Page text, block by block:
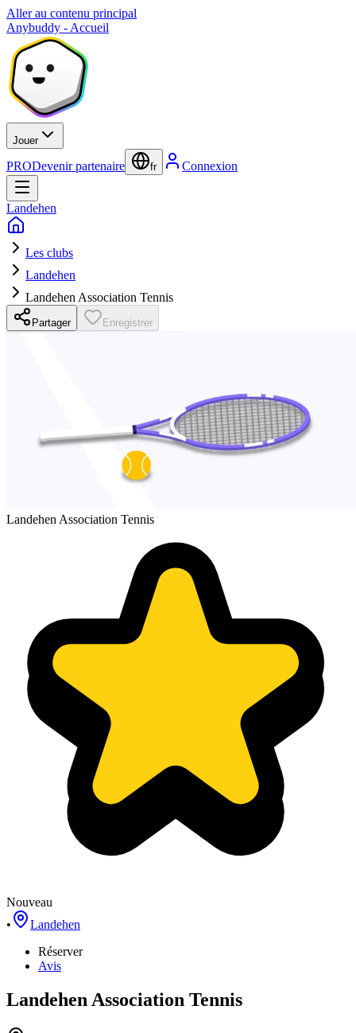
Aller au contenu principal
Anybuddy - Accueil
Jouer
PRODevenir partenaire fr Connexion
Landehen
Les clubs
Landehen
Landehen Association Tennis
Partager Enregistrer
Landehen Association Tennis
Nouveau
•
Landehen
Réserver
Avis
Landehen Association Tennis